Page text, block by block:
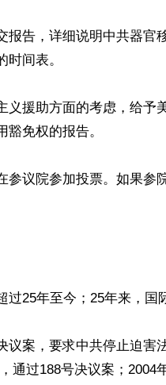
报告，详细说明中共器官
间表。
援助方面的考虑，给予
免权的报告。
参议院参加投票。如果
25年至今；25年来，国
议案，要求中共停止迫害
通过188号决议案；2004